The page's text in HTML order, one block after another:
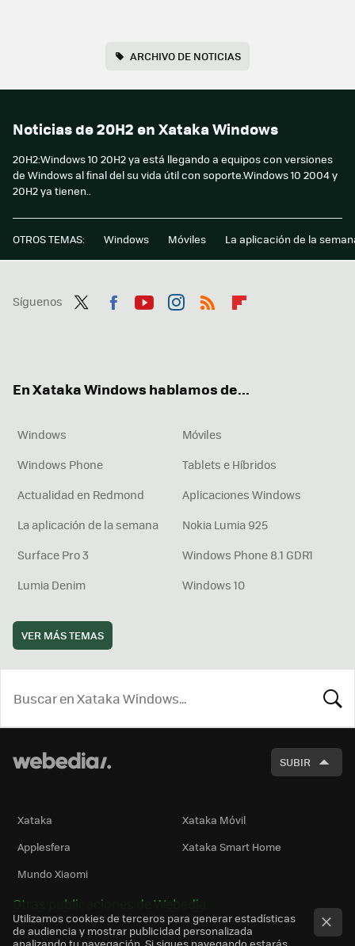
ARCHIVO DE NOTICIAS
Noticias de 20H2 en Xataka Windows
20H2:Windows 10 20H2 ya está llegando a equipos con versiones
de Windows al final del su vida útil con soporte.Windows 10 2004 y
20H2 ya tienen..
OTROS TEMAS: Windows Móviles La aplicación de la
Síguenos
En Xataka Windows hablamos de...
Windows
Móviles
Windows Phone
Tablets e Híbridos
Actualidad en Redmond
Aplicaciones Windows
La aplicación de la semana
Nokia Lumia 925
Surface Pro 3
Windows Phone 8.1 GDR1
Lumia Denim
Windows 10
VER MÁS TEMAS
SUBIR
Xataka
Xataka Móvil
Applesfera
Xataka Smart Home
Mundo Xiaomi
Otras publicaciones de Webedia
Utilizamos cookies de terceros para generar estadísticas
de audiencia y mostrar publicidad personalizada